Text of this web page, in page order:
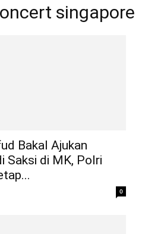
singapore
Bakal Ajukan
Saksi di MK, Polri
0